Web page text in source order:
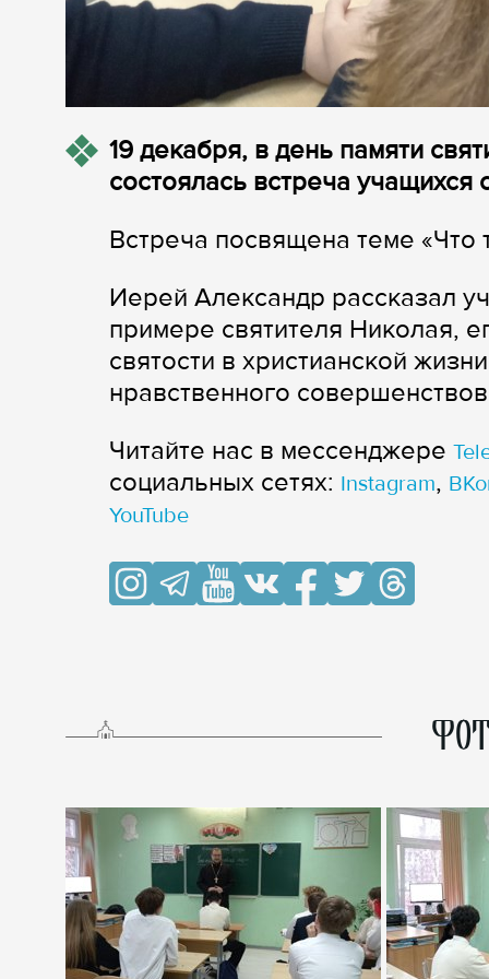
19 декабря, в день памяти
состоялась встреча
Встреча посвящена теме «Что
Иерей Александр рассказал
примере святителя Николая,
святости в христианской
нравственного
Читайте нас в мессенджере
cоциальных сетях: Instagram,
YouTube